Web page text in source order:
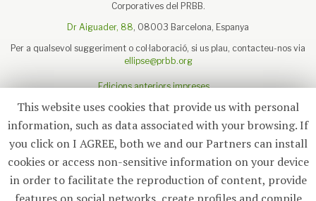
Corporatives del PRBB.
Dr Aiguader, 88, 08003 Barcelona, Espanya
Per a qualsevol suggeriment o col·laboració, si us plau, contacteu-nos via
ellipse@prbb.org
Edicions anteriors impreses
Sobre el PRBB
Avís legal
Subscriu-te
This website uses cookies that provide us with personal
information, such as data associated with your browsing. If
you click on I AGREE, both we and our Partners can install
cookies or access non-sensitive information on your device
in order to facilitate the reproduction of content, provide